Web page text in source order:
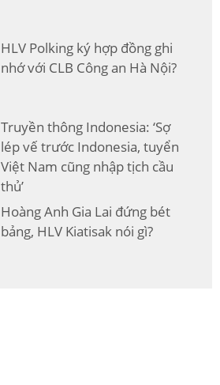
HLV Polking ký hợp đồng ghi
nhớ với CLB Công an Hà Nội?
Truyền thông Indonesia: ‘Sợ
lép vế trước Indonesia, tuyển
Việt Nam cũng nhập tịch cầu
thủ’
Hoàng Anh Gia Lai đứng bét
bảng, HLV Kiatisak nói gì?